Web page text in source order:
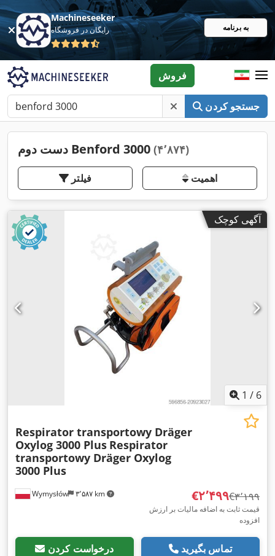
Machineseeker
رایگان در فروشگاه به برنامه
جستجو کردن
فروش
دست دوم Benford 3000 (۴٬۸۷۴)
فیلتر اهمیت
آگهی کوچک
1 / 6
Wymysłów ۳٬۵۸۷ km
Respirator transportowy Dräger
Oxylog 3000 Plus Respirator
transportowy Dräger Oxylog
3000 Plus
‎€۲٬۴۹۹ ‎€۳٬۱۹۹
قیمت ثابت به اضافه مالیات بر ارزش
افزوده
درخواست کردن تماس بگیرید